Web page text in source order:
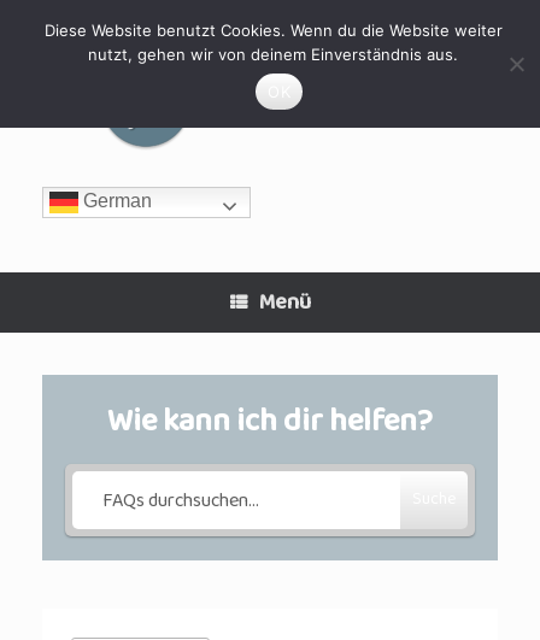
MyHomeFIT
German
Menü
Wie kann ich dir helfen?
Diese Website benutzt Cookies. Wenn du die Website weiter
nutzt, gehen wir von deinem Einverständnis aus.